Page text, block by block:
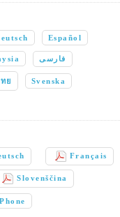
Español
فارسی
ย Svenska
Français
Slovenščina